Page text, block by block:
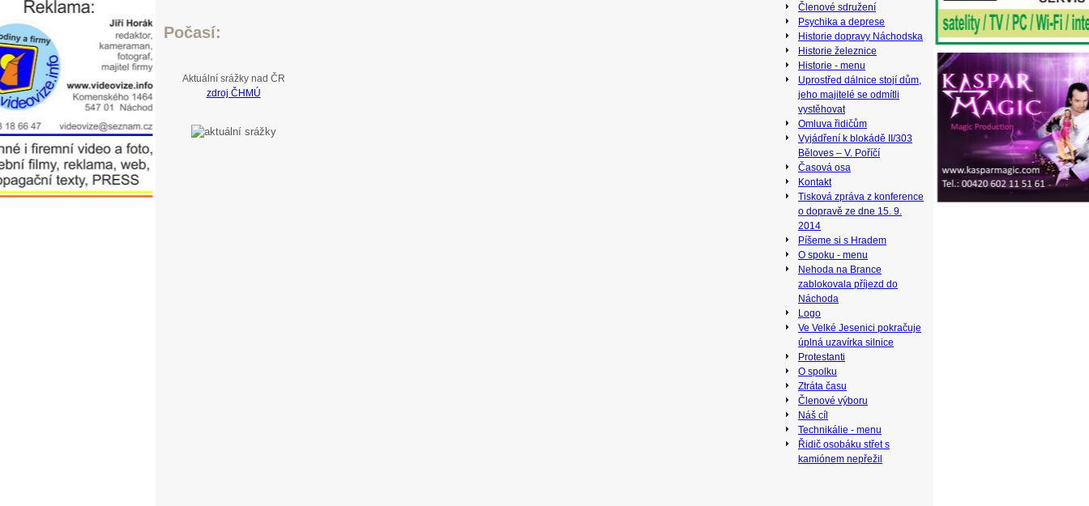
Počasí:
Aktuální srážky nad ČR
zdroj ČHMÚ
Členové sdružení
Psychika a deprese
Historie dopravy Náchodska
Historie železnice
Historie - menu
Uprostřed dálnice stojí dům,
jeho majitelé se odmítli
vystěhovat
Omluva řidičům
Vyjádření k blokádě II/303
Běloves – V. Poříčí
Časová osa
Kontakt
Tisková zpráva z konference
o dopravě ze dne 15. 9.
2014
Píšeme si s Hradem
O spoku - menu
Nehoda na Brance
zablokovala příjezd do
Náchoda
Logo
Ve Velké Jesenici pokračuje
úplná uzavírka silnice
Protestanti
O spolku
Ztráta času
Členové výboru
Náš cíl
Technikálie - menu
Řidič osobáku střet s
kamiónem nepřežil